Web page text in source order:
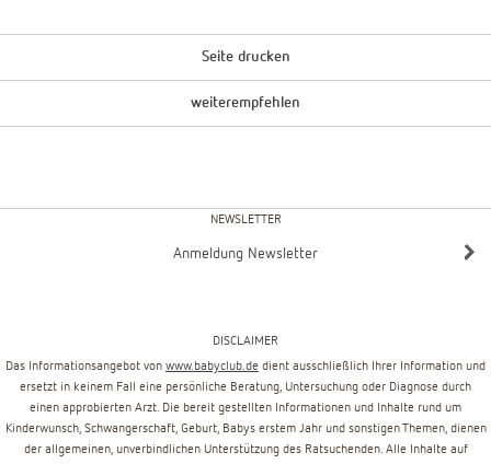
Seite drucken
weiterempfehlen
NEWSLETTER
Anmeldung Newsletter
DISCLAIMER
Das Informationsangebot von www.babyclub.de dient ausschließlich Ihrer Information und
ersetzt in keinem Fall eine persönliche Beratung, Untersuchung oder Diagnose durch
einen approbierten Arzt. Die bereit gestellten Informationen und Inhalte rund um
Kinderwunsch, Schwangerschaft, Geburt, Babys erstem Jahr und sonstigen Themen, dienen
der allgemeinen, unverbindlichen Unterstützung des Ratsuchenden. Alle Inhalte auf